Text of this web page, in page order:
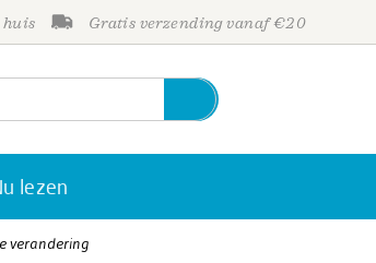
huis Gratis verzending vanaf €20
lezen
verandering
Personen